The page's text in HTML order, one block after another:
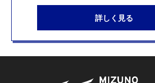
詳しく見る